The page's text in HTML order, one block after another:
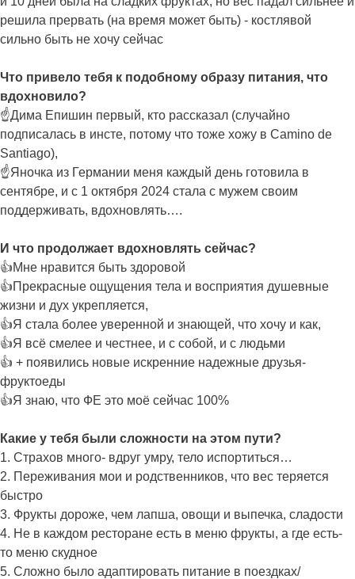
решила прервать (на время может быть) - костлявой
сильно быть не хочу сейчас
Что привело тебя к подобному образу питания, что
вдохновило?
☝️Дима Епишин первый, кто рассказал (случайно
подписалась в инсте, потому что тоже хожу в Camino de
Santiago),
☝️Яночка из Германии меня каждый день готовила в
сентябре, и с 1 октября 2024 стала с мужем своим
поддерживать, вдохновлять….
И что продолжает вдохновлять сейчас?
👍Мне нравится быть здоровой
👍Прекрасные ощущения тела и восприятия душевные
жизни и дух укрепляется,
👍Я стала более уверенной и знающей, что хочу и как,
👍Я всё смелее и честнее, и с собой, и с людьми
👍 + появились новые искренние надежные друзья-
фруктоеды
👍Я знаю, что ФЕ это моё сейчас 100%
Какие у тебя были сложности на этом пути?
1. Страхов много- вдруг умру, тело испортиться…
2. Переживания мои и родственников, что вес теряется
быстро
3. Фрукты дороже, чем лапша, овощи и выпечка, сладости
4. Не в каждом ресторане есть в меню фрукты, а где есть-
то меню скудное
5. Сложно было адаптировать питание в поездках/